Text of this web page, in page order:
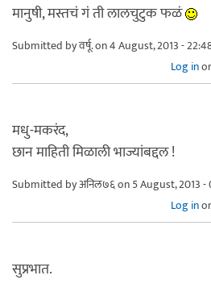
मानुषी, मस्तचं गं ती लालचुटुक फळं
Submitted byवर्षू.on 4 August, 2013 -
Log inor
मधु-मकरंद,
छान माहिती मिळाली भाज्यांबद्दल !
Submitted byअनिल७६on 5 August, 2013 -
Log inor
सुप्रभात.